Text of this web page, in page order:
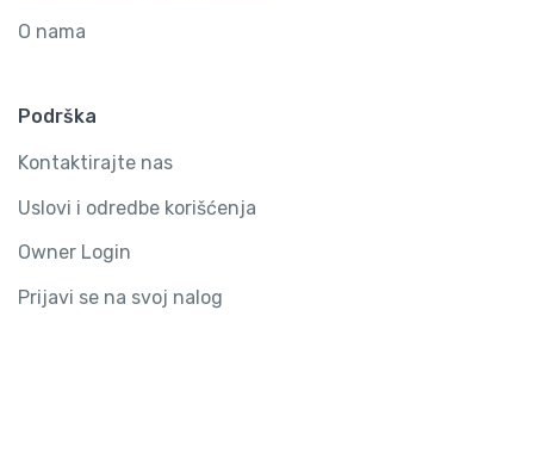
O nama
Podrška
Kontaktirajte nas
Uslovi i odredbe korišćenja
Owner Login
Prijavi se na svoj nalog